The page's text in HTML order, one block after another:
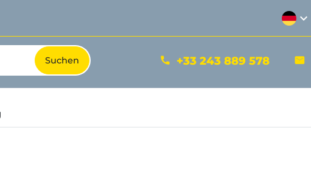
expand_more
phone +33 243 889 578 mail